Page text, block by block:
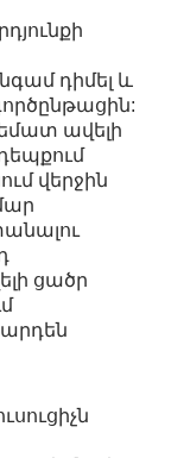
դիմել և
ավելի
վերջին
ցածր